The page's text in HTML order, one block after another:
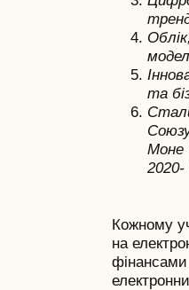
та
Моне
2020-
Кожному
на
фінансами